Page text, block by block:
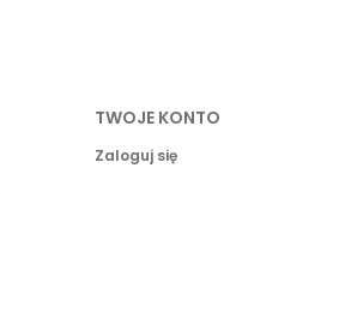
TWOJE KONTO
Zaloguj się